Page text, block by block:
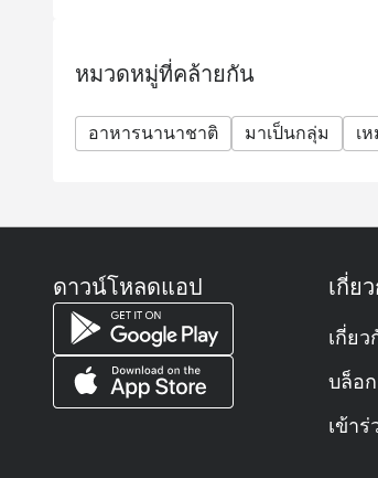
หมวดหมู่ที่คล้ายกัน
อาหารนานาชาติ มาเป็นกลุ่ม เ
ดาวน์โหลดแอป เกี่ย
เกี่ยว
บล็อก
เข้าร่